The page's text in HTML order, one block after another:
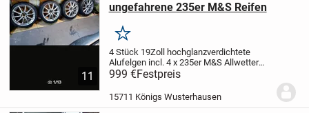
11
ungefahrene 235er M&S Reifen
Merken
4 Stück 19Zoll hochglanzverdichtete
Alufelgen incl. 4 x 235er M&S Allwetter
Ganzjahres Breitreifen. Felgen sind
original für Alfa Romeo 159 Sportswagon,
aber auch für andere Fahrzeugtypen
999 €Festpreis
15711 Königs Wusterhausen